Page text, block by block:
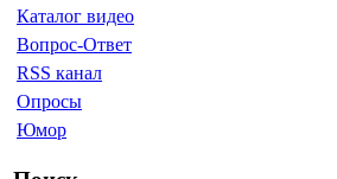
Каталог видео
Вопрос-Ответ
RSS канал
Опросы
Юмор